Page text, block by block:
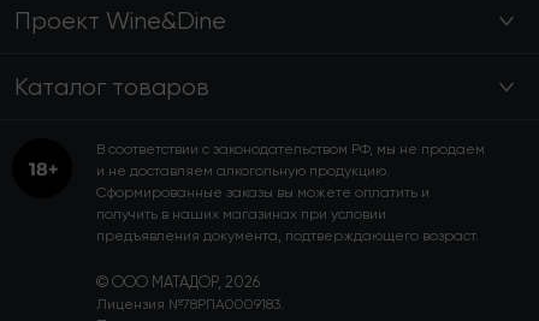
Проект Wine&Dine
Каталог товаров
© ООО МАТАДОР, 2026
Лицензия №78РПА0009183.
В соответствии с законодательством РФ, мы не продаем
и не доставляем алкогольную продукцию.
Сформированные заказы вы можете оплатить и
получить в наших магазинах при условии
предъявления документа, подтверждающего возраст.